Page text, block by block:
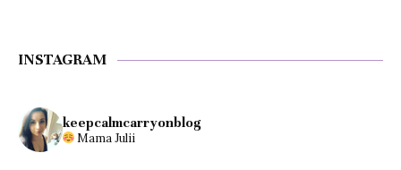
INSTAGRAM
keepcalmcarryonblog
Mama Julii